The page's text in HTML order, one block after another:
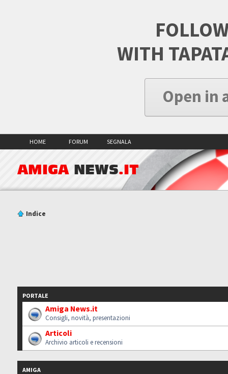
WITH
Open in
HOME FORUM SEGNALA
AMIGA NEWS.IT
Indice
PORTALE
Amiga News.it
Consigli, novità, presentazioni
Articoli
Archivio articoli e recensioni
AMIGA